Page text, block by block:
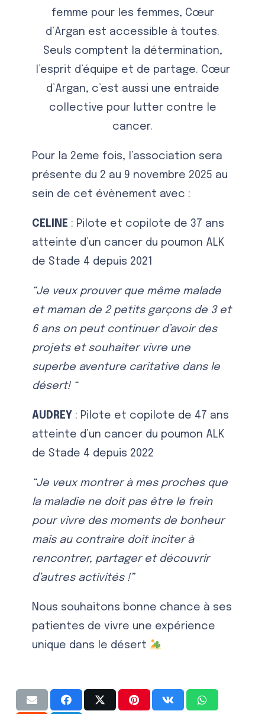
femme pour les femmes, Cœur
d’Argan est accessible à toutes.
Seuls comptent la détermination,
l’esprit d’équipe et de partage. Cœur
d’Argan, c’est aussi une entraide
collective pour lutter contre le
cancer.
Pour la 2eme fois, l’association sera
présente du 2 au 9 novembre 2025 au
sein de cet évènement avec :
CELINE : Pilote et copilote de 37 ans
atteinte d’un cancer du poumon ALK
de Stade 4 depuis 2021
“Je veux prouver que même malade
et maman de 2 petits garçons de 3 et
6 ans on peut continuer d’avoir des
projets et souhaiter vivre une
superbe aventure caritative dans le
désert! “
AUDREY : Pilote et copilote de 47 ans
atteinte d’un cancer du poumon ALK
de Stade 4 depuis 2022
“Je veux montrer à mes proches que
la maladie ne doit pas être le frein
pour vivre des moments de bonheur
mais au contraire doit inciter à
rencontrer, partager et découvrir
d’autres activités !”
Nous souhaitons bonne chance à ses
patientes de vivre une expérience
unique dans le désert